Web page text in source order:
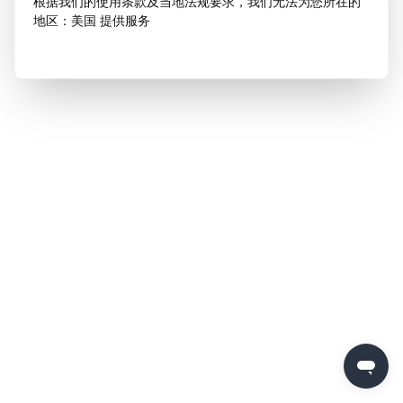
地区：美国 提供服务